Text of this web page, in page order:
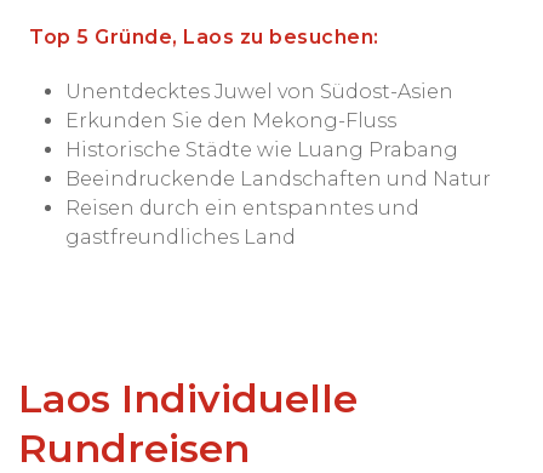
Top 5 Gründe, Laos zu besuchen:
Unentdecktes Juwel von Südost-Asien
Erkunden Sie den Mekong-Fluss
Historische Städte wie Luang Prabang
Beeindruckende Landschaften und Natur
Reisen durch ein entspanntes und
gastfreundliches Land
Laos Individuelle
Rundreisen